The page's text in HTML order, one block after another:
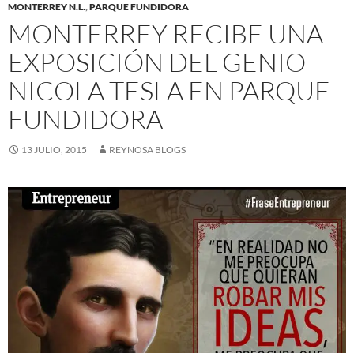
MONTERREY N.L.,PARQUE FUNDIDORA
MONTERREY RECIBE UNA
EXPOSICIÓN DEL GENIO
NICOLA TESLA EN PARQUE
FUNDIDORA
13 JULIO, 2015 REYNOSA BLOGS